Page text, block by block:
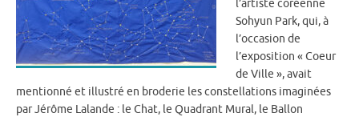
l’artiste coréenne
Sohyun Park, qui, à
l’occasion de
l’exposition « Coeur
de Ville », avait
mentionné et illustré en broderie les constellations imaginées
par Jérôme Lalande : le Chat, le Quadrant Mural, le Ballon